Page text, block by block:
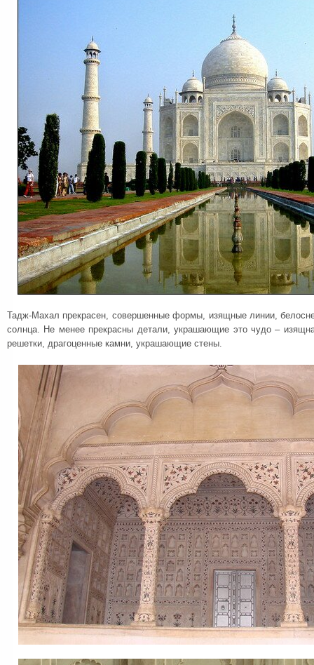
Тадж-Махал прекрасен, совершенные формы, изящные линии,
солнца. Не менее прекрасны детали, украшающие это чудо –
решетки, драгоценные камни, украшающие стены.